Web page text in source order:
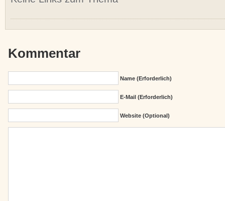
Kommentar
Name (erforderlich)
E-Mail (erforderlich)
Website (Optional)